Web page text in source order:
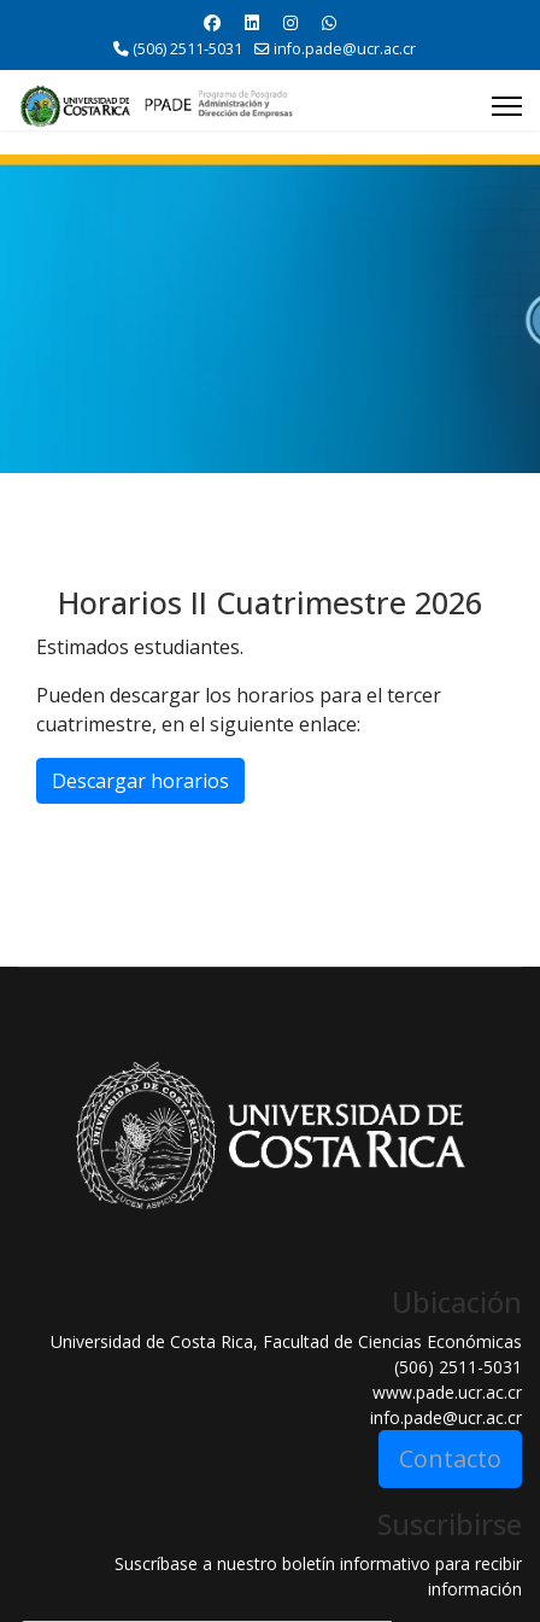
(506) 2511-5031 info.pade@ucr.ac.cr
Horarios II Cuatrimestre 2026
Estimados estudiantes.
Pueden descargar los horarios para el tercer
cuatrimestre, en el siguiente enlace:
Descargar horarios
Ubicación
Universidad de Costa Rica, Facultad de Ciencias Económicas
(506) 2511-5031
www.pade.ucr.ac.cr
info.pade@ucr.ac.cr
Contacto
Suscribirse
Suscríbase a nuestro boletín informativo para recibir
información